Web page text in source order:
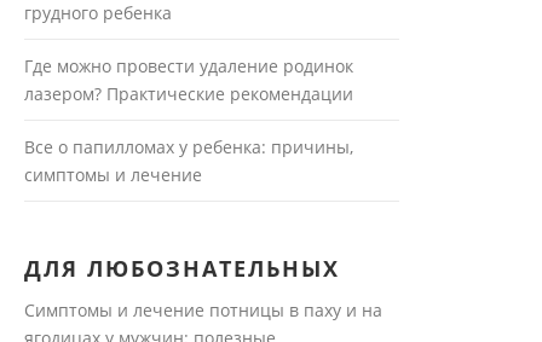
грудного ребенка
Где можно провести удаление родинок
лазером? Практические рекомендации
Все о папилломах у ребенка: причины,
симптомы и лечение
ДЛЯ ЛЮБОЗНАТЕЛЬНЫХ
Симптомы и лечение потницы в паху и на